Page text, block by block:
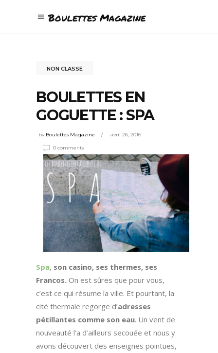
Boulettes Magazine
NON CLASSÉ
BOULETTES EN
GOGUETTE : SPA
by Boulettes Magazine avril 26, 2016
0 comments
Spa, son casino, ses thermes, ses
Francos. On est sûres que pour vous,
c’est ce qui résume la ville. Et pourtant, la
cité thermale regorge d’adresses
pétillantes comme son eau. Un vent de
nouveauté l’a d’ailleurs secouée et nous y
avons découvert des enseignes pointues,